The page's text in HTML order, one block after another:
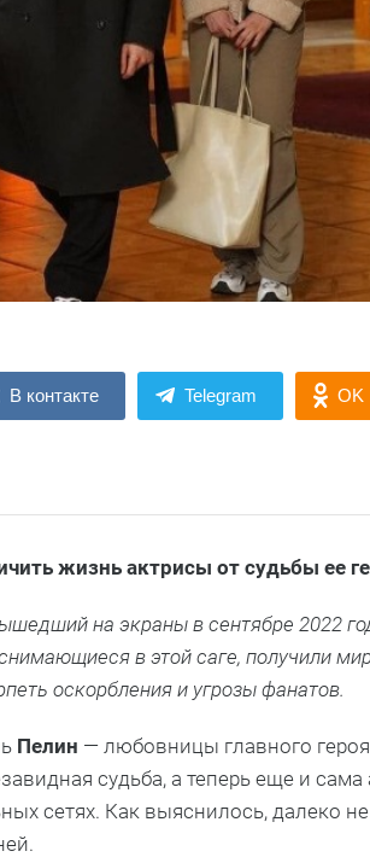
В контакте Telegram OK
жизнь актрисы от судьбы ее
на экраны в сентябре 2022
в этой саге, получили
оскорбления и угрозы фанатов.
Пелин — любовницы главного героя
судьба, а теперь еще и сама
сетях. Как выяснилось, далеко